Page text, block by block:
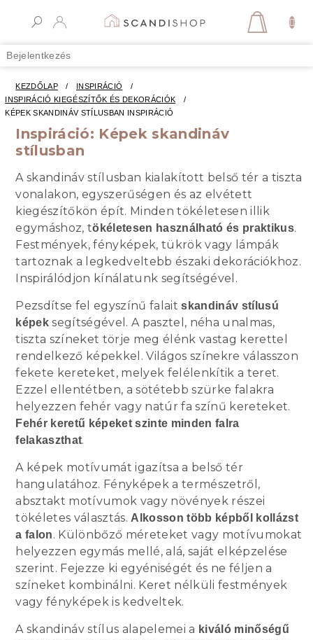
Bejelentkezés
KOSÁR
KEZDŐLAP / INSPIRÁCIÓ
/
INSPIRÁCIÓ KIEGÉSZÍTŐK ÉS DEKORÁCIÓK
/
KÉPEK SKANDINÁV STÍLUSBAN INSPIRÁCIÓ
Inspiráció: Képek skandináv
stílusban
A skandináv stílusban kialakított belső tér a tiszta
vonalakon, egyszerűségen és az elvétett
kiegészítőkön épít. Minden tökéletesen illik
egymáshoz, tökéletesen használható és praktikus.
Festmények, fényképek, tükrök vagy lámpák
tartoznak a legkedveltebb északi dekorációkhoz.
Inspirálódjon kínálatunk segítségével.
Pezsdítse fel egyszínű falaitskandináv stílusú
képeksegítségével. A pasztel, néha unalmas,
tiszta színeket törje meg élénk vastag kerettel
rendelkező képekkel. Világos színekre válasszon
fekete kereteket, melyek felélenkítik a teret.
Ezzel ellentétben, a sötétebb szürke falakra
helyezzen fehér vagy natúr fa színű kereteket.
Fehér keretű képeket szinte minden falra
felakaszthat.
A képek motívumát igazítsa a belső tér
hangulatához. Fényképek a természetről,
absztakt motívumok vagy növények részei
tökéletes választás.Alkosson több képből kollázst
a falon. Különbőző méreteket vagy motívumokat
helyezzen egymás mellé, alá, saját elképzelése
szerint. Fejezze ki egyéniségét és ne féljen a
színeket kombinálni. Keret nélküli festmények
vagy fényképek is kedveltek.
A skandináv stílus alapelemei a kiváló minőségű